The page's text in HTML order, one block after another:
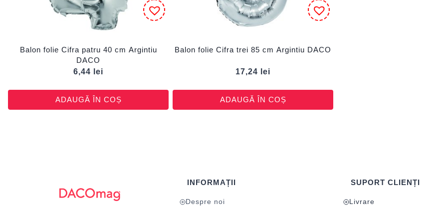
Balon folie Cifra patru 40 cm Argintiu
DACO
6,44
lei
ADAUGĂ ÎN COȘ
Balon folie Cifra trei 85 cm Argintiu DACO
17,24 lei
ADAUGĂ ÎN COȘ
INFORMAȚII
Despre noi
SUPORT CLIENȚI
Livrare